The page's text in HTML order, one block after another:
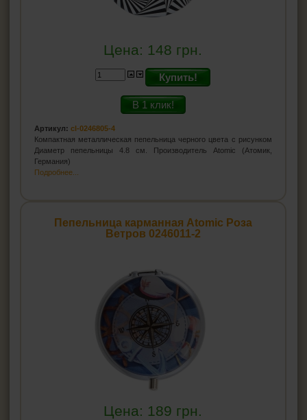
Цена: 148 грн.
Купить!
В 1 клик!
Артикул: cl-0246805-4
Компактная металлическая пепельница черного цвета с рисунком
Диаметр пепельницы 4.8 см. Производитель Atomic (Атомик,
Германия)
Подробнее...
Пепельница карманная Atomic Роза
Ветров 0246011-2
Цена: 189 грн.